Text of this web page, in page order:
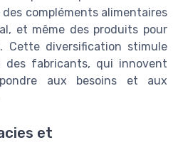
des compléments alimentaires
et même des produits pour
Cette diversification stimule
des fabricants, qui innovent
aux besoins et aux
et